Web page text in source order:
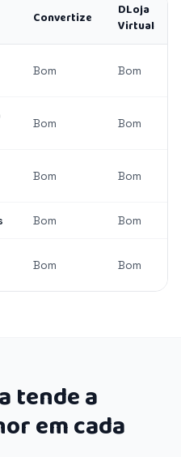
Convertize
DLoja
Virtual
Bom Bom
Bom Bom
Bom Bom
Bom Bom
Bom Bom
tende a
em cada